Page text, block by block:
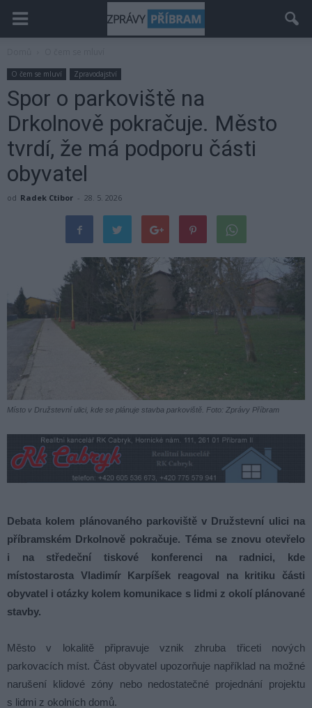
O čem se mluví Zpravodajství
Spor o parkoviště na
Drkolnově pokračuje. Město
tvrdí, že má podporu části
obyvatel
od Radek Ctibor - 28. 5. 2026
Místo v Družstevní ulici, kde se plánuje stavba parkoviště. Foto: Zprávy Příbram
Debata kolem plánovaného parkoviště v Družstevní ulici na
příbramském Drkolnově pokračuje. Téma se znovu otevřelo
i na středeční tiskové konferenci na radnici, kde
místostarosta Vladimír Karpíšek reagoval na kritiku části
obyvatel i otázky kolem komunikace s lidmi z okolí plánované
stavby.
Město v lokalitě připravuje vznik zhruba třiceti nových
parkovacích míst. Část obyvatel upozorňuje například na možné
narušení klidové zóny nebo nedostatečné projednání projektu
s lidmi z okolních domů.